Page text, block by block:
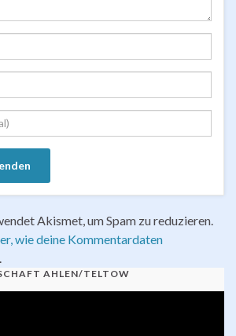
Akismet, um Spam zu reduzieren.
wie deine Kommentardaten
.
AHLEN/TELTOW